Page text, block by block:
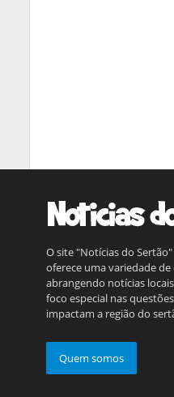
O site "Notícias do
oferece uma variedade
abrangendo notícias
foco especial nas
impactam a região do
Quem somos